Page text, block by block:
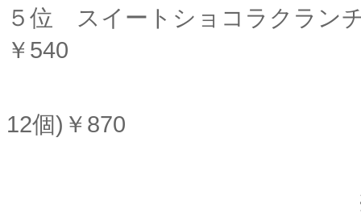
５位 スイートショコラ
￥540
12個)￥870
※すべて税